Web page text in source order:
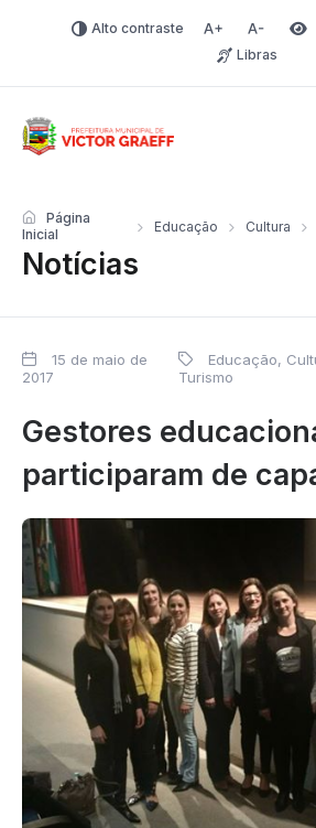
Alto contraste Aumentar fonte
Diminuir
Libras
Notícias
Página
Inicial
Educação Cultura
15 de maio de
2017
Educação,
Turismo
Gestores
participaram de